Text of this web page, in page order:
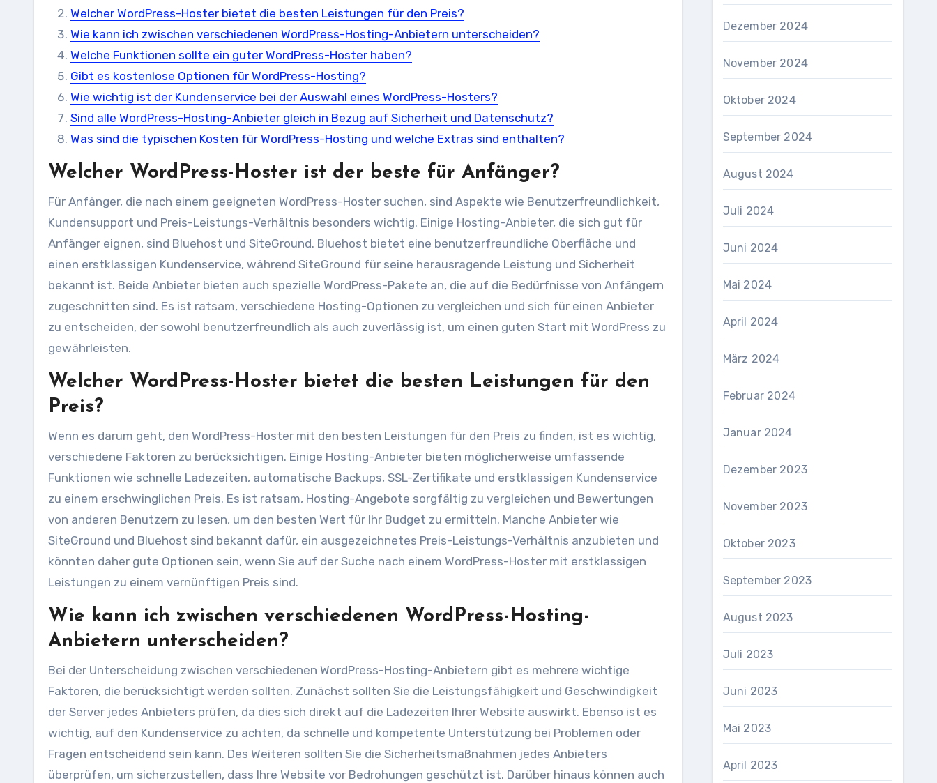
Welcher WordPress-Hoster bietet die besten Leistungen für den Preis?
Wie kann ich zwischen verschiedenen WordPress-Hosting-Anbietern unterscheiden?
Welche Funktionen sollte ein guter WordPress-Hoster haben?
Gibt es kostenlose Optionen für WordPress-Hosting?
Wie wichtig ist der Kundenservice bei der Auswahl eines WordPress-Hosters?
Sind alle WordPress-Hosting-Anbieter gleich in Bezug auf Sicherheit und Datenschutz?
Was sind die typischen Kosten für WordPress-Hosting und welche Extras sind enthalten?
Welcher WordPress-Hoster ist der beste für Anfänger?
Für Anfänger, die nach einem geeigneten WordPress-Hoster suchen, sind Aspekte wie Benutzerfreundlichkeit,
Kundensupport und Preis-Leistungs-Verhältnis besonders wichtig. Einige Hosting-Anbieter, die sich gut für
Anfänger eignen, sind Bluehost und SiteGround. Bluehost bietet eine benutzerfreundliche Oberfläche und
einen erstklassigen Kundenservice, während SiteGround für seine herausragende Leistung und Sicherheit
bekannt ist. Beide Anbieter bieten auch spezielle WordPress-Pakete an, die auf die Bedürfnisse von Anfängern
zugeschnitten sind. Es ist ratsam, verschiedene Hosting-Optionen zu vergleichen und sich für einen Anbieter
zu entscheiden, der sowohl benutzerfreundlich als auch zuverlässig ist, um einen guten Start mit WordPress zu
gewährleisten.
Welcher WordPress-Hoster bietet die besten Leistungen für den
Preis?
Wenn es darum geht, den WordPress-Hoster mit den besten Leistungen für den Preis zu finden, ist es wichtig,
verschiedene Faktoren zu berücksichtigen. Einige Hosting-Anbieter bieten möglicherweise umfassende
Funktionen wie schnelle Ladezeiten, automatische Backups, SSL-Zertifikate und erstklassigen Kundenservice
zu einem erschwinglichen Preis. Es ist ratsam, Hosting-Angebote sorgfältig zu vergleichen und Bewertungen
von anderen Benutzern zu lesen, um den besten Wert für Ihr Budget zu ermitteln. Manche Anbieter wie
SiteGround und Bluehost sind bekannt dafür, ein ausgezeichnetes Preis-Leistungs-Verhältnis anzubieten und
könnten daher gute Optionen sein, wenn Sie auf der Suche nach einem WordPress-Hoster mit erstklassigen
Leistungen zu einem vernünftigen Preis sind.
Wie kann ich zwischen verschiedenen WordPress-Hosting-
Anbietern unterscheiden?
Bei der Unterscheidung zwischen verschiedenen WordPress-Hosting-Anbietern gibt es mehrere wichtige
Faktoren, die berücksichtigt werden sollten. Zunächst sollten Sie die Leistungsfähigkeit und Geschwindigkeit
der Server jedes Anbieters prüfen, da dies sich direkt auf die Ladezeiten Ihrer Website auswirkt. Ebenso ist es
wichtig, auf den Kundenservice zu achten, da schnelle und kompetente Unterstützung bei Problemen oder
Fragen entscheidend sein kann. Des Weiteren sollten Sie die Sicherheitsmaßnahmen jedes Anbieters
überprüfen, um sicherzustellen, dass Ihre Website vor Bedrohungen geschützt ist. Darüber hinaus können auch
Dezember 2024
November 2024
Oktober 2024
September 2024
August 2024
Juli 2024
Juni 2024
Mai 2024
April 2024
März 2024
Februar 2024
Januar 2024
Dezember 2023
November 2023
Oktober 2023
September 2023
August 2023
Juli 2023
Juni 2023
Mai 2023
April 2023